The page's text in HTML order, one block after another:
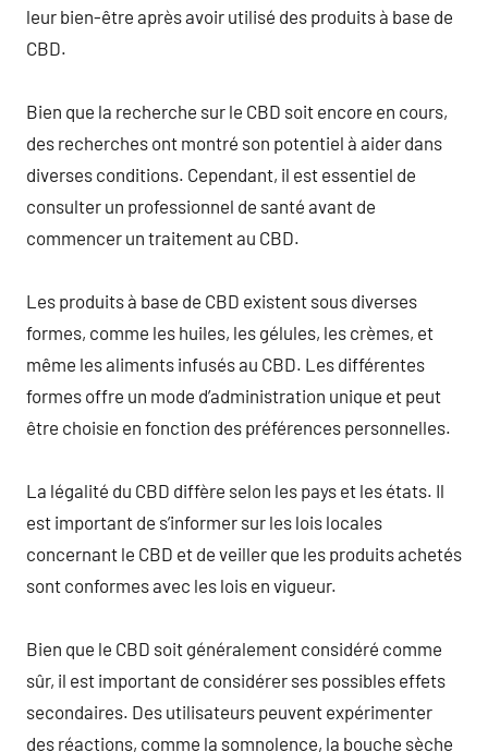
leur bien-être après avoir utilisé des produits à base de
CBD.
Bien que la recherche sur le CBD soit encore en cours,
des recherches ont montré son potentiel à aider dans
diverses conditions. Cependant, il est essentiel de
consulter un professionnel de santé avant de
commencer un traitement au CBD.
Les produits à base de CBD existent sous diverses
formes, comme les huiles, les gélules, les crèmes, et
même les aliments infusés au CBD. Les différentes
formes offre un mode d’administration unique et peut
être choisie en fonction des préférences personnelles.
La légalité du CBD diffère selon les pays et les états. Il
est important de s’informer sur les lois locales
concernant le CBD et de veiller que les produits achetés
sont conformes avec les lois en vigueur.
Bien que le CBD soit généralement considéré comme
sûr, il est important de considérer ses possibles effets
secondaires. Des utilisateurs peuvent expérimenter
des réactions, comme la somnolence, la bouche sèche